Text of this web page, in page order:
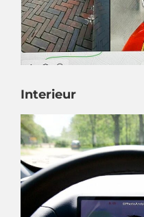
Interieur